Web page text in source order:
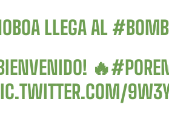
LLEGA AL
🔥